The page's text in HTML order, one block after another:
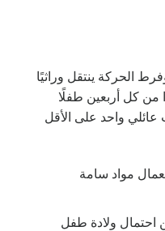
الحركة ينتقل وراثيًا
كل أربعين طفلًا
واحد على الأقل
مواد سامة
احتمال ولادة طفل